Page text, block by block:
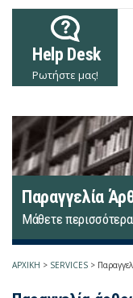
Help Desk
Ρωτήστε μας!
Παραγγελία
Μάθετε περισσότερα
ΑΡΧΙΚΗ > SERVICES >